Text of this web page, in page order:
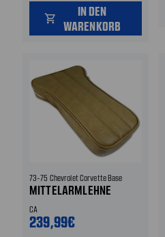
shopping_cart
IN DEN
WARENKORB
73-75 Chevrolet Corvette Base
MITTELARMLEHNE
CA
239,99€